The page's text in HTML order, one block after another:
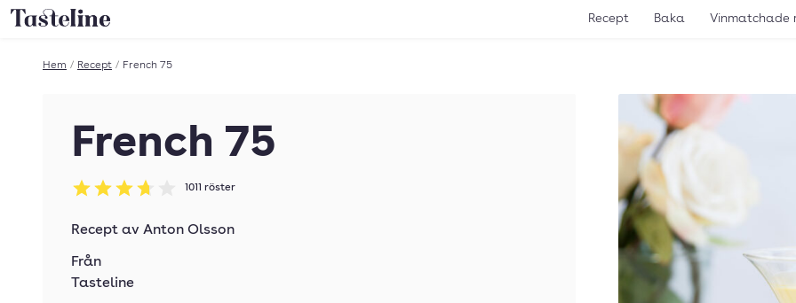
Till Tastelines startsida Recept Baka Vinmatchade
Hem / Recept / French 75
French 75
Betyg: 3.68 av 5
1011 röster
Recept av Anton Olsson
Från
Tasteline